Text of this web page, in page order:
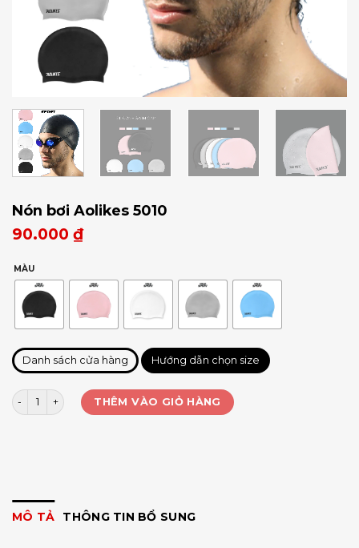
Nón bơi Aolikes 5010
90.000 ₫
MÀU
Danh sách cửa hàng Hướng dẫn chọn size
Nón bơi Aolikes 5010 số lượngTHÊM VÀO GIỎ HÀNG
MÔ TẢ THÔNG TIN BỔ SUNG